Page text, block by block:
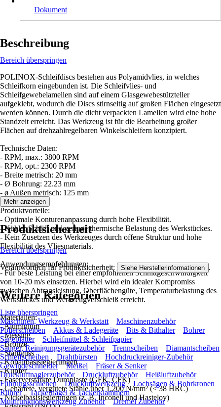
Dokument
Beschreibung
Bereich überspringen
POLINOX-Schleifdiscs bestehen aus Polyamidvlies, in welches
Schleifkorn eingebunden ist. Die Schleifvlies- und
Schleifgewebelamellen sind auf einem Glasgewebestützteller
aufgeklebt, wodurch die Discs stirnseitig auf großen Flächen eingesetzt
werden können. Durch die dicht verpackten Lamellen wird eine hohe
Standzeit erreicht. Das Werkzeug ist für die Bearbeitung großer
Flächen auf drehzahlregelbaren Winkelschleifern konzipiert.
Technische Daten:
- RPM, max.: 3800 RPM
- RPM, opt.: 2300 RPM
- Breite metrisch: 20 mm
- Ø Bohrung: 22.23 mm
- ø Außen metrisch: 125 mm
Produktvorteile:
- Optimale Konturenanpassung durch hohe Flexibilität.
- Kühler Schliff und geringe thermische Belastung des Werkstückes.
- Kein Zusetzen des Werkzeuges durch offene Struktur und hohe
Flexibilität des Vliesmaterials.
Anwendungsempfehlungen:
- Für beste Leistung bei einer empfohlenen Schnittgeschwindigkeit
von 10-20 m/s einsetzen. Hierbei wird ein idealer Kompromiss
zwischen Abtragsleistung, Oberflächengüte, Temperaturbelastung des
Werkstückes und Werkzeugverschleiß erreicht.
Materialien:
- Aluminium
- Messing
- Bronze
- Stahlguss
- Kobaltbasislegierungen
- Kupfer
- Faserverstärkte Duroplaste (GFK, CFK)
- Gehärtete, vergütete Stähle über 1.200 N/mm² (< 38 HRC)
- Nickelbasislegierungen (z. B. Inconell und Hasteloy)
Mehr anzeigen
Produktsicherheit
Bereich überspringen
Verantwortlich für Produktsicherheit: Siehe Herstellerinformationen .
Weitere Kategorien
Liste überspringen
Maschinen, Werkzeug & Werkstatt
Maschinenzubehör
Polierscheiben
Akkus & Ladegeräte Bits & Bithalter
Bohrer
Sägeblätter
Schleifmittel & Schleifpapier
Sauger, Reinigungsgerätezubehör
Trennscheiben
Diamantscheiben
Schleifscheiben
Drahtbürsten
Hochdruckreiniger-Zubehör
Gewindeschneider
Meißel
Fräser & Senker
Druckluftnaglerzubehör
Druckluftzubehör
Heißluftzubehör
Führungsschienen
Druckluftwerkzeug
Lochsägen & Bohrkronen
Rührer
Tackernägel & Tackerklammern
Multifunktionswerkzeug Zubehör
Dremel Zubehör